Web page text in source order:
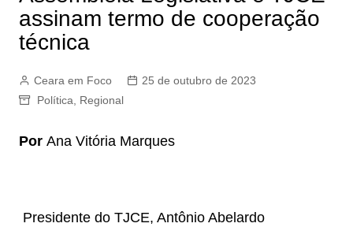
assinam termo de cooperação
técnica
Ceara em Foco
25 de outubro de 2023
Política, Regional
Por Ana Vitória Marques
Presidente do TJCE, Antônio Abelardo